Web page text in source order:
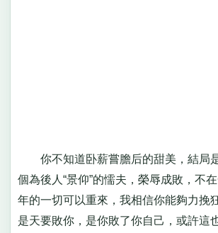
你不知道卧薪嘗膽后的甜美，結局
個為後人“景仰”的懦夫，榮辱成敗，不
年的一切可以重來，我相信你能夠力挽
是天要敗你，是你敗了你自己，或許這